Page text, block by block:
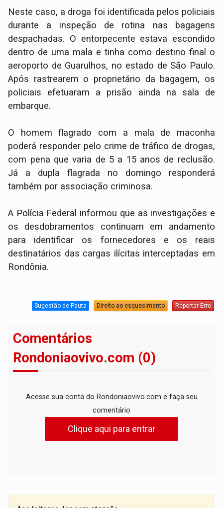
​Neste caso, a droga foi identificada pelos policiais
durante a inspeção de rotina nas bagagens
despachadas. O entorpecente estava escondido
dentro de uma mala e tinha como destino final o
aeroporto de Guarulhos, no estado de São Paulo.
Após rastrearem o proprietário da bagagem, os
policiais efetuaram a prisão ainda na sala de
embarque.
​O homem flagrado com a mala de maconha
poderá responder pelo crime de tráfico de drogas,
com pena que varia de 5 a 15 anos de reclusão.
Já a dupla flagrada no domingo responderá
também por associação criminosa.
​A Polícia Federal informou que as investigações e
os desdobramentos continuam em andamento
para identificar os fornecedores e os reais
destinatários das cargas ilícitas interceptadas em
Rondônia.
Sugestão de Pauta Direito ao esquecimento Reportar Erro
Comentários
Rondoniaovivo.com (0)
Acesse sua conta do Rondoniaovivo.com e faça seu
comentário
Clique aqui para entrar